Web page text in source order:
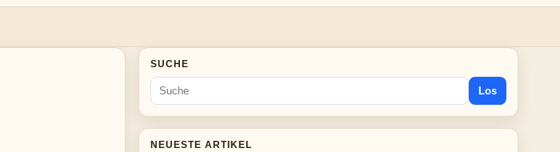
SUCHE
Los
NEUESTE ARTIKEL